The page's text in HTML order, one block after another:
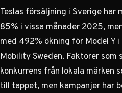
Teslas försäljning i Sverige har
85% i vissa månader 2025,
med 492% ökning för Model Y
Mobility Sweden. Faktorer som
konkurrens från lokala märken
till tappet, men kampanjer har